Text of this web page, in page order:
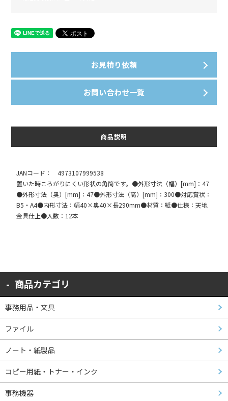
お見積り依頼
お問い合わせ一覧
商品説明
JANコード： 4973107999538
置いた時ころがりにくい形状の角筒です。●外形寸法（幅）[mm]：47
●外形寸法（奥）[mm]：47●外形寸法（高）[mm]：300●対応賞状：
B5・A4●内形寸法：幅40×奥40×長290mm●材質：紙●仕様：天地
金具仕上●入数：12本
商品カテゴリ
事務用品・文具
ファイル
ノート・紙製品
コピー用紙・トナー・インク
事務機器